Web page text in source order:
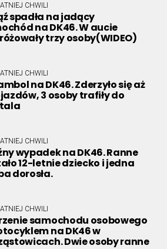
CHWILI
spadła na jadący
na DK46. W aucie
trzy osoby(WIDEO)
CHWILI
na DK46. Zderzyło się aż
3 osoby trafiły do
CHWILI
wypadek na DK46. Ranne
12-letnie dziecko i jedna
dorosła.
CHWILI
samochodu osobowego
na DK46 w
Dwie osoby ranne